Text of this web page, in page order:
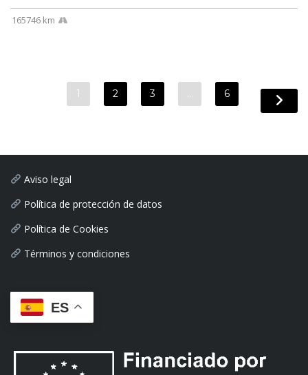
165746 km
1 2 3 … 6
Aviso legal
Política de protección de datos
Política de Cookies
Términos y condiciones
ES